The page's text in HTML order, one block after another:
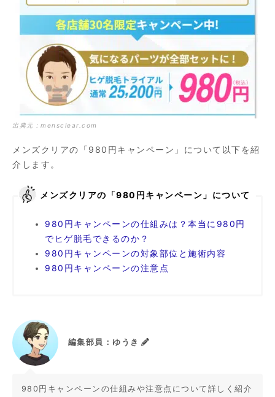
出典元： mensclear.com
メンズクリアの「980円キャンペーン」について以下を紹
介します。
メンズクリアの「980円キャンペーン」について
980円キャンペーンの仕組みは？本当に980円
でヒゲ脱毛できるのか？
980円キャンペーンの対象部位と施術内容
980円キャンペーンの注意点
編集部員：ゆうき
980円キャンペーンの仕組みや注意点について詳しく紹介